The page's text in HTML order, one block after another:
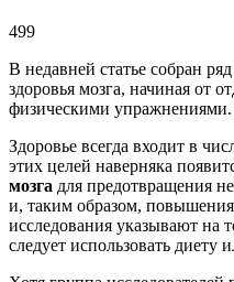
499
В недавней статье собран
здоровья мозга, начиная от
физическими упражнениями.
Здоровье всегда входит в
этих целей наверняка
мозга для предотвращения
и, таким образом,
исследования указывают на
следует использовать диету